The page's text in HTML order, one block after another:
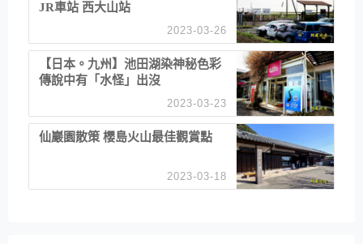
JR車站 西大山站
2023-03-26
【日本。九州】池田湖染神秘色彩
傳說中有「水怪」出沒
2023-03-23
仙巖園散策 櫻島火山最佳觀賞點
2023-03-18